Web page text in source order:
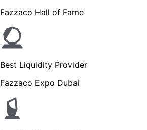
Fazzaco Hall of Fame
Best Liquidity Provider
Fazzaco Expo Dubai